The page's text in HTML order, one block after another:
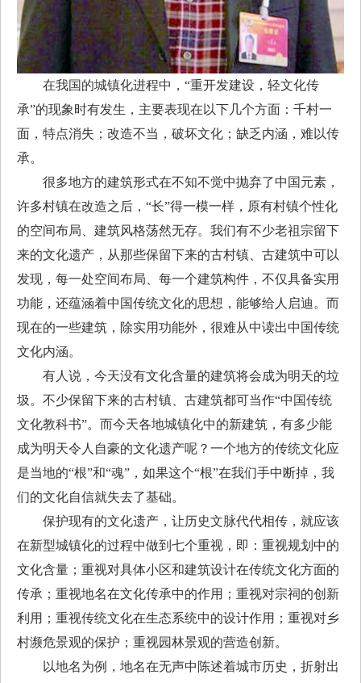
在我国的城镇化进程中，“重开发建设，轻文化传
承”的现象时有发生，主要表现在以下几个方面：千村一
面，特点消失；改造不当，破坏文化；缺乏内涵，难以传
承。
很多地方的建筑形式在不知不觉中抛弃了中国元素，
许多村镇在改造之后，“长”得一模一样，原有村镇个性化
的空间布局、建筑风格荡然无存。我们有不少老祖宗留下
来的文化遗产，从那些保留下来的古村镇、古建筑中可以
发现，每一处空间布局、每一个建筑构件，不仅具备实用
功能，还蕴涵着中国传统文化的思想，能够给人启迪。而
现在的一些建筑，除实用功能外，很难从中读出中国传统
文化内涵。
有人说，今天没有文化含量的建筑将会成为明天的垃
圾。不少保留下来的古村镇、古建筑都可当作“中国传统
文化教科书”。而今天各地城镇化中的新建筑，有多少能
成为明天令人自豪的文化遗产呢？一个地方的传统文化应
是当地的“根”和“魂”，如果这个“根”在我们手中断掉，我
们的文化自信就失去了基础。
保护现有的文化遗产，让历史文脉代代相传，就应该
在新型城镇化的过程中做到七个重视，即：重视规划中的
文化含量；重视对具体小区和建筑设计在传统文化方面的
传承；重视地名在文化传承中的作用；重视对宗祠的创新
利用；重视传统文化在生态系统中的设计作用；重视对乡
村濒危景观的保护；重视园林景观的营造创新。
以地名为例，地名在无声中陈述着城市历史，折射出